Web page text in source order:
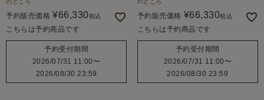
のところ
予約販売価格 ¥66,330税込
こちらは予約商品です
予約受付期間
2026/07/31 11:00 〜
2026/08/30 23:59
のところ
予約販売価格 ¥66,330税込
こちらは予約商品です
予約受付期間
2026/07/31 11:00 〜
2026/08/30 23:59